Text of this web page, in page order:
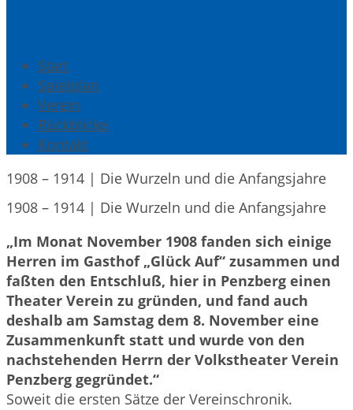
Start
Spielplan
Verein
Rückblicke
Kontakt
1908 – 1914 | Die Wurzeln und die Anfangsjahre
1908 – 1914 | Die Wurzeln und die Anfangsjahre
„Im Monat November 1908 fanden sich einige
Herren im Gasthof „Glück Auf“ zusammen und
faßten den Entschluß, hier in Penzberg einen
Theater Verein zu gründen, und fand auch
deshalb am Samstag dem 8. November eine
Zusammenkunft statt und wurde von den
nachstehenden Herrn der Volkstheater Verein
Penzberg gegründet.“
Soweit die ersten Sätze der Vereinschronik.